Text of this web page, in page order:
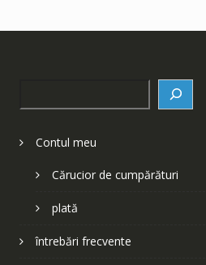
Contul meu
Cărucior de cumpărături
plată
întrebări frecvente